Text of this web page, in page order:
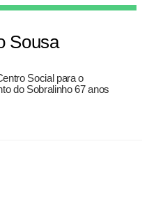
Sousa
Social para o
do Sobralinho 67 anos